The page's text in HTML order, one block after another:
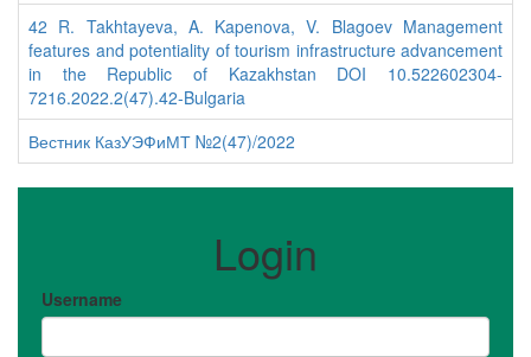
42 R. Takhtayeva, A. Kapenova, V. Blagoev Management
features and potentiality of tourism infrastructure advancement
in the Republic of Kazakhstan DOI 10.522602304-
7216.2022.2(47).42-Bulgaria
Вестник КазУЭФиМТ №2(47)/2022
Login
Username